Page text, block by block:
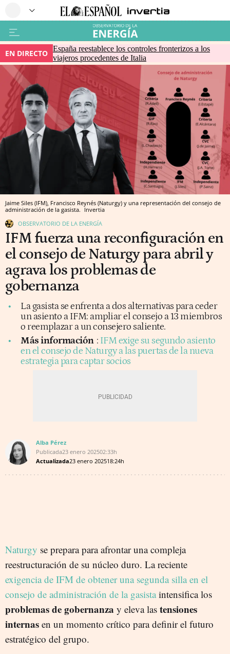
EN DIRECTO España reestablece los controles fronterizos a los
viajeros procedentes de Italia
Jaime Siles (IFM), Francisco Reynés (Naturgy) y una representación del consejo de
administración de la gasista. Invertia
OBSERVATORIO DE LA ENERGÍA
IFM fuerza una reconfiguración en
el consejo de Naturgy para abril y
agrava los problemas de
gobernanza
La gasista se enfrenta a dos alternativas para ceder
un asiento a IFM: ampliar el consejo a 13 miembros
o reemplazar a un consejero saliente.
Más información : IFM exige su segundo asiento
en el consejo de Naturgy a las puertas de la nueva
estrategia para captar socios
Alba Pérez
Publicada23 enero 202502:33h
Actualizada23 enero 202518:24h
Naturgy se prepara para afrontar una compleja
reestructuración de su núcleo duro. La reciente
exigencia de IFM de obtener una segunda silla en el
consejo de administración de la gasistaintensifica los
problemas de gobernanza y eleva las tensiones
internas en un momento crítico para definir el futuro
estratégico del grupo.